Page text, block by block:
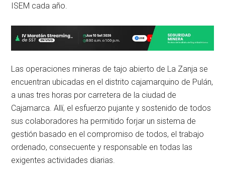
ISEM cada año.
Las operaciones mineras de tajo abierto de La Zanja se
encuentran ubicadas en el distrito cajamarquino de Pulán,
a unas tres horas por carretera de la ciudad de
Cajamarca. Allí, el esfuerzo pujante y sostenido de todos
sus colaboradores ha permitido forjar un sistema de
gestión basado en el compromiso de todos, el trabajo
ordenado, consecuente y responsable en todas las
exigentes actividades diarias.